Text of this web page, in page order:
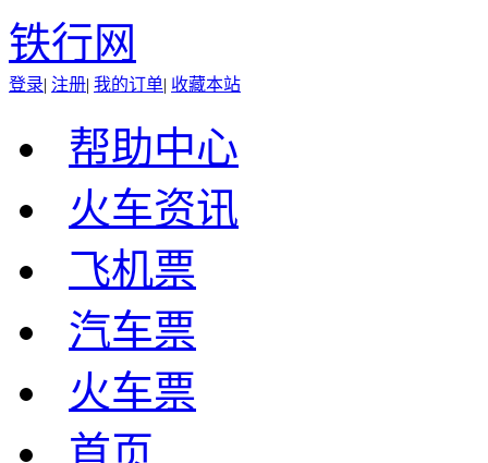
铁行网
登录| 注册| 我的订单| 收藏本站
帮助中心
火车资讯
飞机票
汽车票
火车票
首页